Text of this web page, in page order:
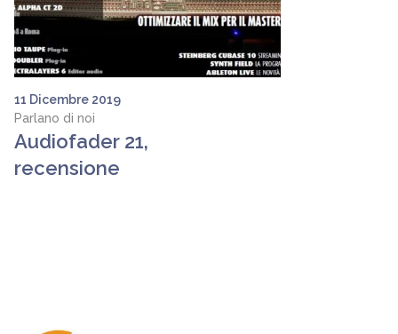
11 Dicembre 2019
Parlano di noi
Audiofader 21,
recensione